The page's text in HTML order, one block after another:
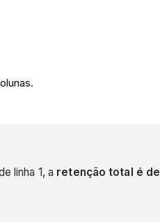
linha 1, a retenção total é de